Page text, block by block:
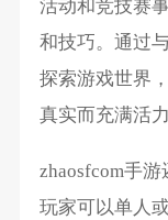
活动和竞技赛
和技巧。通过
探索游戏世界
真实而充满活
zhaosfcom手
玩家可以单人